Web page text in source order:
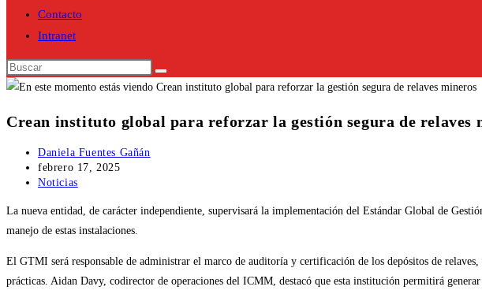
Contacto
Intranet
Buscar
en
web
Crean instituto global para reforzar la gestión segura de relaves
Autor
de
la
Daniela Fuentes Gañán
Publicación
de
entrada:
febrero 17, 2025
Categoría
la
entrada:
Noticias
La nueva entidad, de carácter independiente, supervisará la implementación del Estándar Global de
manejo de estas instalaciones.
El GTMI será responsable de administrar el marco de auditoría y certificación de los depósitos de
prácticas. Aidan Davy, codirector de operaciones del ICMM, destacó que esta institución permitirá